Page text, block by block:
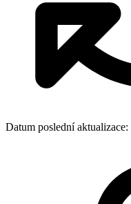
Datum poslední aktualizace: